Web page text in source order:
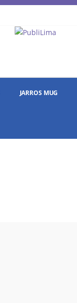
JARROS MUG